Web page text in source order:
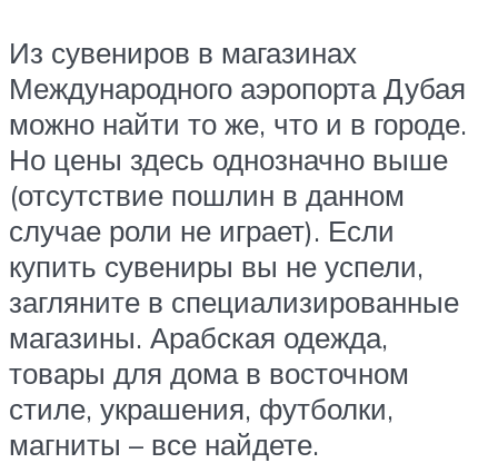
Из сувениров в магазинах
Международного аэропорта Дубая
можно найти то же, что и в городе.
Но цены здесь однозначно выше
(отсутствие пошлин в данном
случае роли не играет). Если
купить сувениры вы не успели,
загляните в специализированные
магазины. Арабская одежда,
товары для дома в восточном
стиле, украшения, футболки,
магниты – все найдете.